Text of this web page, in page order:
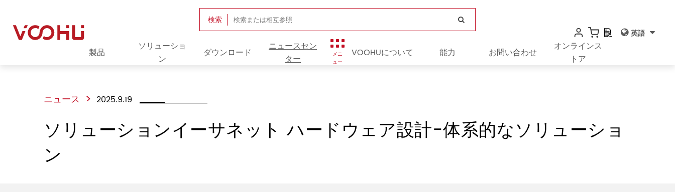
検索
製品
ソリューショ
ン
ダウンロード
ニュースセン
ター
メニ
ュー
VOOHUについて 能力 お問い合わせ
オンラインス
トア
英語
ニュース > 2025.9.19
ソリューションイーサネット ハードウェア設計-体系的なソリューショ
ン